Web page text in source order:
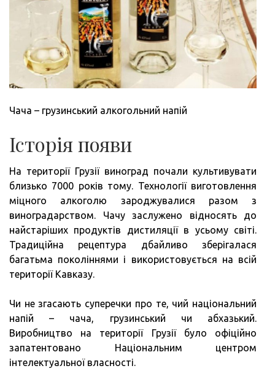
Чача – грузинський алкогольний напій
Історія появи
На території Грузії виноград почали культивувати
близько 7000 років тому. Технології виготовлення
міцного алкоголю зароджувалися разом з
виноградарством. Чачу заслужено відносять до
найстаріших продуктів дистиляції в усьому світі.
Традиційна рецептура дбайливо зберігалася
багатьма поколіннями і використовується на всій
території Кавказу.
Чи не згасають суперечки про те, чий національний
напій – чача, грузинський чи абхазький.
Виробництво на території Грузії було офіційно
запатентовано Національним центром
інтелектуальної власності.